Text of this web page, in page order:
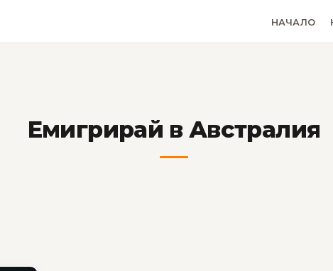
НАЧАЛО
Емигрирай в Австралия